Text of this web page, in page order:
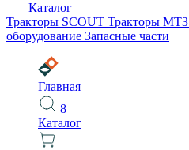
Каталог
Тракторы SCOUT Тракторы МТЗ
оборудование Запасные части
Главная
8
Каталог